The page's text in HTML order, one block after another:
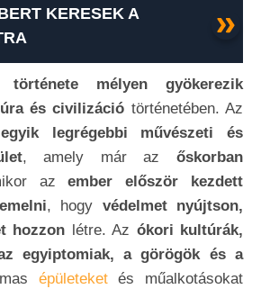
KERESEK A
története mélyen gyökerezik
és civilizáció történetében. Az
legrégebbi művészeti és
, amely már azőskorban
azember először kezdett
, hogy védelmet nyújtson,
hozzon létre. Az ókori kultúrák,
egyiptomiak, a görögök és a
épületeketés műalkotásokat